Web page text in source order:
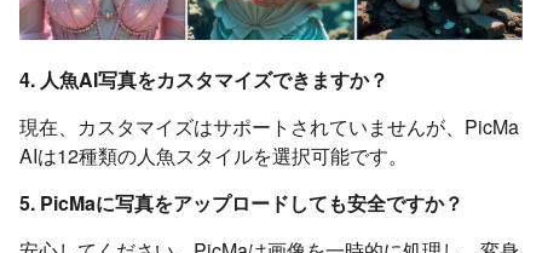
4. 人魚AI写真をカスタマイズできますか？
現在、カスタマイズはサポートされていませんが、PicMa
AIは12種類の人魚スタイルを選択可能です。
5. PicMaに写真をアップロードしても安全ですか？